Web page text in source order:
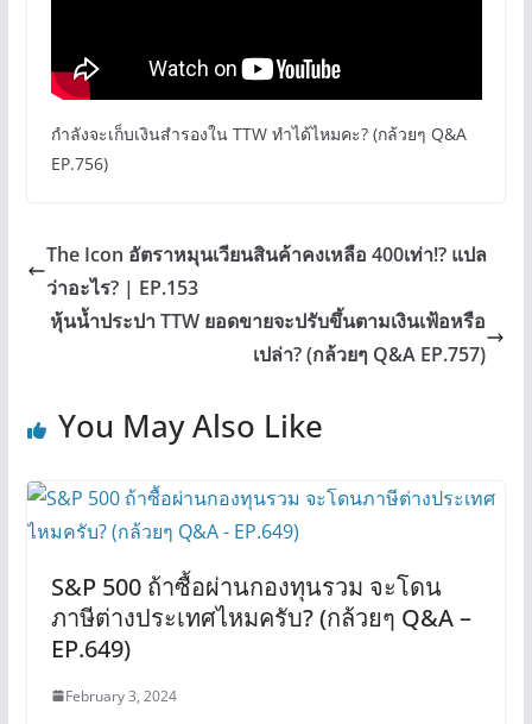
กำลังจะเก็บเงินสำรองใน TTW ทำได้ไหมคะ? (กล้วยๆ Q&A
EP.756)
The Icon อัตราหมุนเวียนสินค้าคงเหลือ 400เท่า!? แปล
ว่าอะไร? | EP.153
หุ้นน้ำประปา TTW ยอดขายจะปรับขึ้นตามเงินเฟ้อหรือ
เปล่า? (กล้วยๆ Q&A EP.757)
You May Also Like
S&P 500 ถ้าซื้อผ่านกองทุนรวม จะโดน
ภาษีต่างประเทศไหมครับ? (กล้วยๆ Q&A –
EP.649)
February 3, 2024